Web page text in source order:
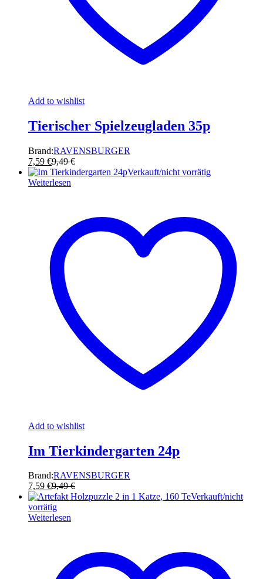
Add to wishlist
Tierischer Spielzeugladen 35p
Brand:RAVENSBURGER
7,59 €9,49€
Verkauft/nicht vorrätig
Weiterlesen
Add to wishlist
Im Tierkindergarten 24p
Brand:RAVENSBURGER
7,59 €9,49€
Verkauft/nicht
vorrätig
Weiterlesen